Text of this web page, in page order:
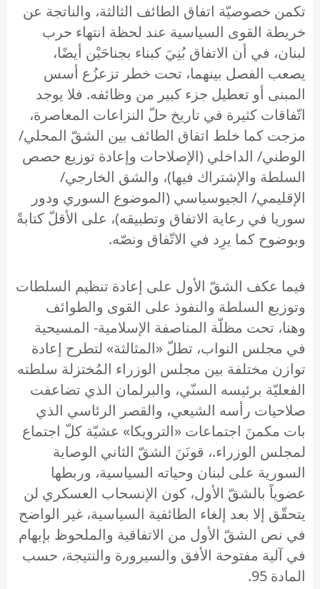
تكمن خصوصيّة اتفاق الطائف الثالثة، والناتجة عن
خريطة القوى السياسية عند لحظة انتهاء حرب
لبنان، في أن الاتفاق بُنِيَ كبناء بجناحَيْن أيضًا،
يصعب الفصل بينهما، تحت خطر تزعزُع أسس
المبنى أو تعطيل جزء كبير من وظائفه. فلا يوجد
اتّفاقات كثيرة في تاريخ حلّ النزاعات المعاصرة،
مزجت كما خلط اتفاق الطائف بين الشقّ المحلي/
الوطني/ الداخلي (الإصلاحات وإعادة توزيع حصص
السلطة والإشتراك فيها)، والشق الخارجي/
الإقليمي/ الجيوسياسي (الموضوع السوري ودور
سوريا في رعاية الاتفاق وتطبيقه)، على الأقلّ كتابةً
وبوضوح كما يرِد في الاتّفاق ونصّه.
فيما عكف الشقّ الأول على إعادة تنظيم السلطات
وتوزيع السلطة والنفوذ على القوى والطوائف
وهنا، تحت مظلّة المناصفة الإسلامية- المسيحية
في مجلس النواب، تطلّ «المثالثة» لتطرح إعادة
توازن مختلفة بين مجلس الوزراء المُختزلة سلطته
الفعليّة برئيسه السنّي، والبرلمان الذي تضاعفت
صلاحيات رأسه الشيعي، والقصر الرئاسي الذي
بات مكمنَ اجتماعات «الترويكا» عشيّة كلّ اجتماع
لمجلس الوزراء.، قونَنَ الشقّ الثاني الوصاية
السورية على لبنان وحياته السياسية، وربطها
عضوياً بالشقّ الأول، كون الإنسحاب العسكري لن
يتحقّق إلا بعد إلغاء الطائفية السياسية، غير الواضح
في نص الشقّ الأول من الاتفاقية والملحوظ بإبهام
في آلية مفتوحة الأفق والسيرورة والنتيجة، حسب
المادة 95.